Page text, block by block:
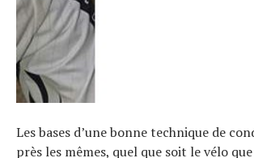
Les bases d’une bonne technique de
près les mêmes, quel que soit le vélo